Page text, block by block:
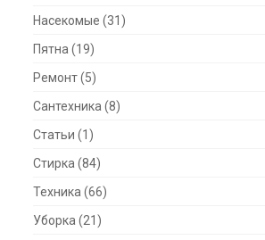
Насекомые (31)
Пятна (19)
Ремонт(5)
Сантехника (8)
Статьи (1)
Стирка (84)
Техника (66)
Уборка (21)